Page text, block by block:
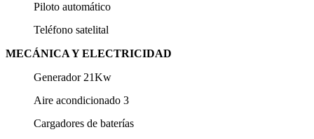
Piloto automático
Teléfono satelital
MECÁNICA Y ELECTRICIDAD
Generador 21Kw
Aire acondicionado 3
Cargadores de baterías